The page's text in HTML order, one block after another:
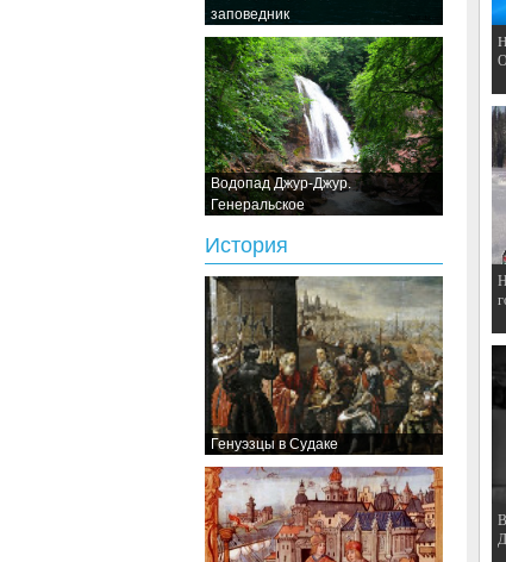
заповедник
Водопад Джур-Джур.
Генеральское
История
Генуэзцы в Судаке